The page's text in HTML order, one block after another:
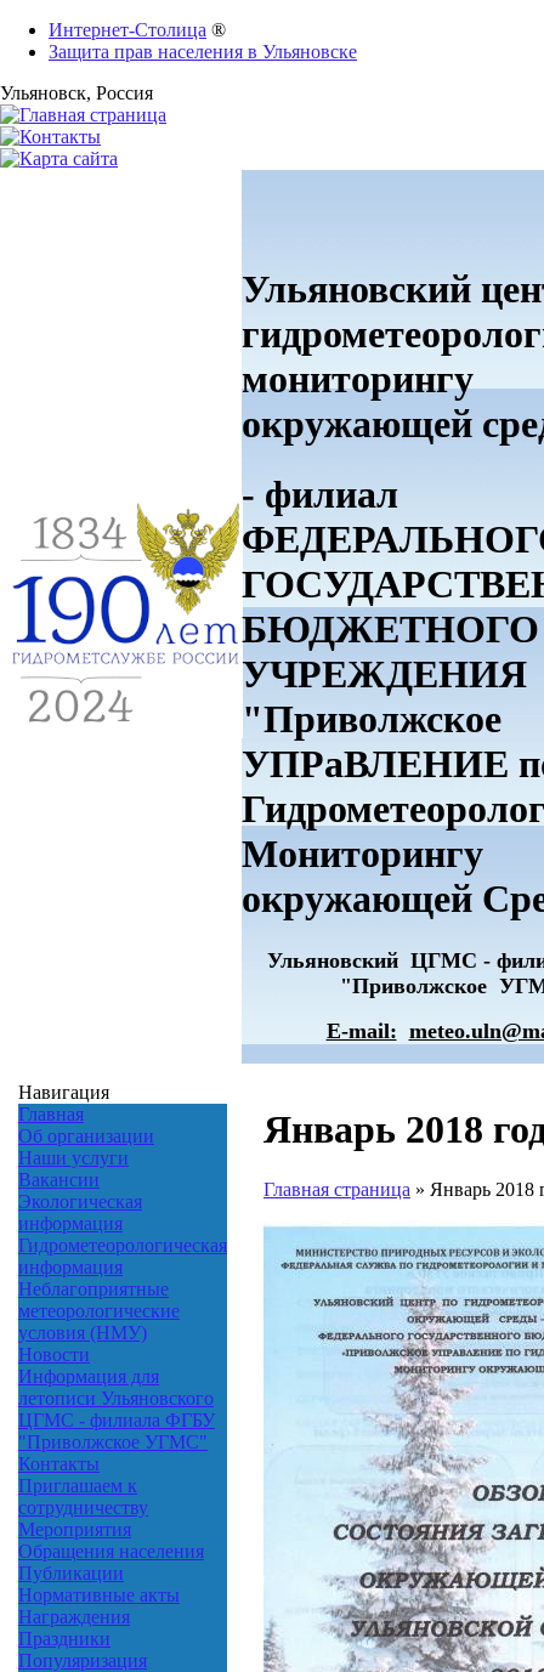
Интернет-Столица ®
Защита прав населения в Ульяновске
Ульяновск, Россия
Ульяновский
мониторингу
окружающей
- филиал
БЮДЖЕТНОГО
УЧРЕЖДЕНИЯ
"Приволжское
УПРаВЛЕНИЕ
Мониторингу
окружающей
Ульяновский ЦГМС -
"Приволжское
E-mail:
Навигация
Главная
Об организации
Наши услуги
Вакансии
Экологическая
информация
Гидрометеорологическая
информация
Неблагоприятные
метеорологические
условия (НМУ)
Новости
Информация для
летописи Ульяновского
ЦГМС - филиала ФГБУ
"Приволжское УГМС"
Контакты
Приглашаем к
сотрудничеству
Мероприятия
Обращения населения
Публикации
Нормативные акты
Награждения
Праздники
Популяризация
Январь 2018
Главная страница » Январь 2018